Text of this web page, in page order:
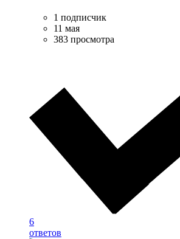
1 подписчик
11 мая
383 просмотра
6
ответов